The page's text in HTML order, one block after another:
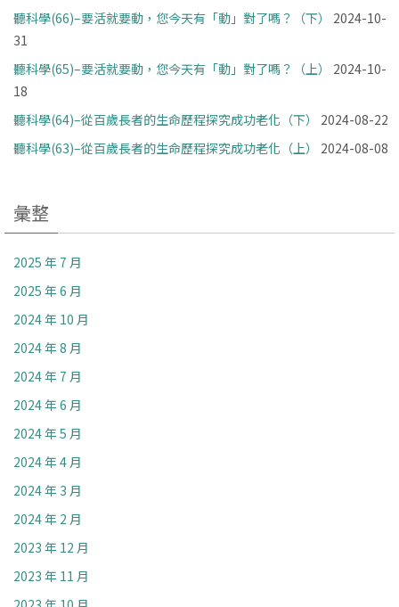
聽科學(66)–要活就要動，您今天有「動」對了嗎？（下）
2024-10-
31
聽科學(65)–要活就要動，您今天有「動」對了嗎？（上）
2024-10-
18
聽科學(64)–從百歲長者的生命歷程探究成功老化（下）
2024-08-22
聽科學(63)–從百歲長者的生命歷程探究成功老化（上）
2024-08-08
彙整
2025 年 7 月
2025 年 6 月
2024 年 10 月
2024 年 8 月
2024 年 7 月
2024 年 6 月
2024 年 5 月
2024 年 4 月
2024 年 3 月
2024 年 2 月
2023 年 12 月
2023 年 11 月